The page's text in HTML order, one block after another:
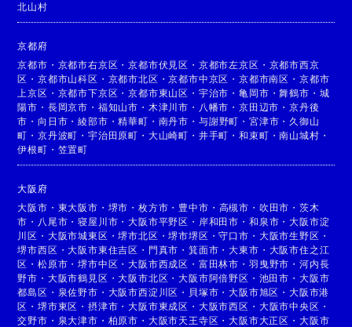
北山村
京都府
京都市 ・ 京都市右京区 ・京都市伏見区 ・ 京都市左京区 ・ 京都市西京
区 ・京都市山科区 ・ 京都市北区 ・京都市中京区 ・京都市南区 ・ 京都市
上京区 ・ 京都市下京区 ・京都市東山区 ・ 宇治市 ・亀岡市 ・舞鶴市 ・ 城
陽市 ・ 長岡京市 ・ 福知山市 ・ 木津川市 ・ 八幡市 ・京田辺市 ・京丹後
市 ・向日市 ・綾部市 ・精華町 ・ 南丹市 ・ 与謝野町 ・ 宮津市 ・ 久御山
町 ・京丹波町 ・宇治田原町 ・ 大山崎町 ・ 井手町 ・和束町 ・南山城村 ・
伊根町 ・ 笠置町
大阪府
大阪市 ・ 東大阪市 ・ 堺市 ・枚方市 ・ 豊中市 ・ 高槻市 ・ 吹田市 ・ 茨木
市 ・ 八尾市 ・寝屋川市 ・大阪市平野区 ・ 岸和田市 ・ 和泉市 ・大阪市淀
川区 ・ 大阪市城東区 ・堺市北区 ・堺市堺区 ・守口市 ・ 大阪市生野区 ・
堺市西区 ・大阪市東住吉区 ・ 門真市 ・箕面市 ・大東市 ・ 大阪市住之江
区 ・松原市 ・堺市中区 ・大阪市西成区 ・ 富田林市 ・ 羽曳野市 ・ 河内長
野市 ・ 大阪市鶴見区 ・大阪市北区 ・大阪市阿倍野区 ・ 池田市 ・ 大阪市
都島区 ・ 泉佐野市 ・ 大阪市西淀川区 ・ 貝塚市 ・大阪市旭区 ・大阪市港
区 ・堺市東区 ・摂津市 ・大阪市東成区 ・ 大阪市西区 ・ 大阪市中央区 ・
交野市 ・ 泉大津市 ・ 柏原市 ・ 大阪市天王寺区 ・大阪市大正区 ・ 大阪市